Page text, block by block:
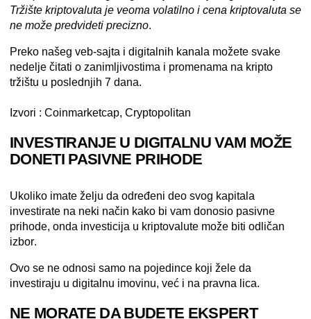
Tržište kriptovaluta je veoma volatilno i cena kriptovaluta se
ne može predvideti precizno.
Preko našeg veb-sajta i digitalnih kanala možete svake
nedelje čitati o zanimljivostima i promenama na kripto
tržištu u poslednjih 7 dana.
Izvori : Coinmarketcap, Cryptopolitan
INVESTIRANJE U DIGITALNU VAM MOŽE
DONETI PASIVNE PRIHODE
Ukoliko imate želju da određeni deo svog kapitala
investirate na neki način kako bi vam donosio pasivne
prihode, onda investicija u kriptovalute može biti odličan
izbor.
Ovo se ne odnosi samo na pojedince koji žele da
investiraju u digitalnu imovinu, već i na pravna lica.
NE MORATE DA BUDETE EKSPERT